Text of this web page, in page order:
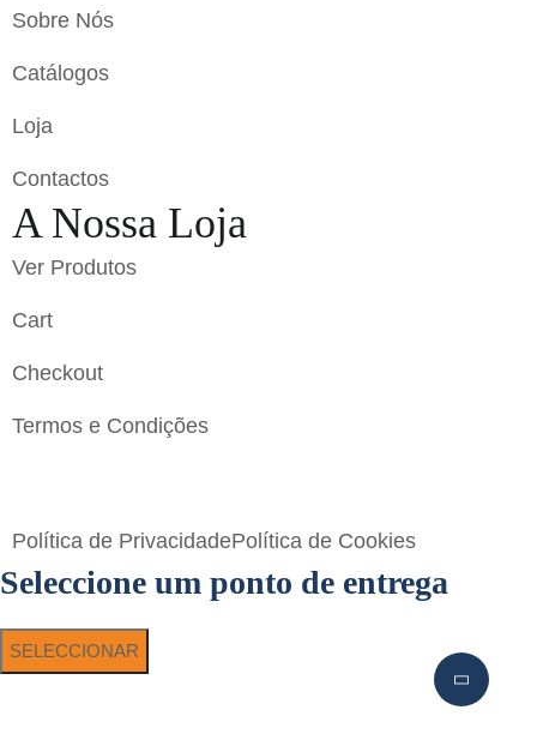
Sobre Nós
Catálogos
Loja
Contactos
A Nossa Loja
Ver Produtos
Cart
Checkout
Termos e Condições
Política de PrivacidadePolítica de Cookies
Seleccione um ponto de entrega
SELECCIONAR